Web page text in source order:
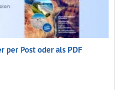
per Post oder als PDF